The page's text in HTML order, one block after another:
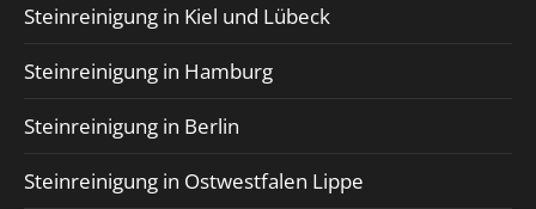
Steinreinigung in Kiel und Lübeck
Steinreinigung in Hamburg
Steinreinigung in Berlin
Steinreinigung in Ostwestfalen Lippe